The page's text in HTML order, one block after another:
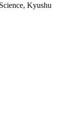
Kyushu